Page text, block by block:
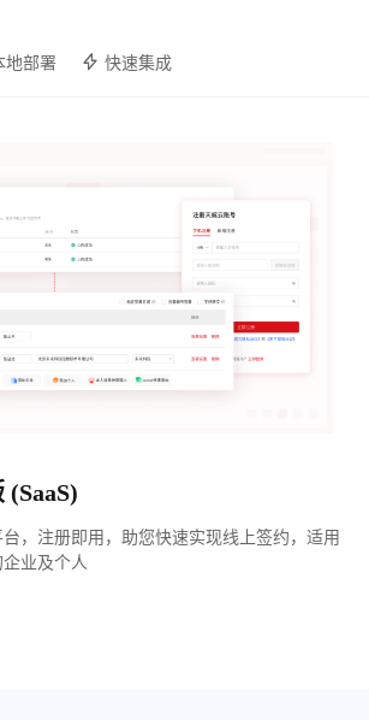
地部署 快速集成
，注册即用，助您快速实现线上签约，适用
业及个人